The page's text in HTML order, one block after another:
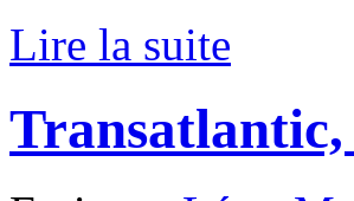
Lire la suite